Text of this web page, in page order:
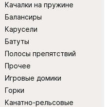
Качалки на пружине
Балансиры
Карусели
Батуты
Полосы препятствий
Прочее
Игровые домики
Горки
Канатно-рельсовые